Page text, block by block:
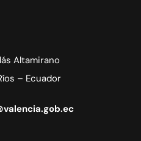
Altamirano
– Ecuador